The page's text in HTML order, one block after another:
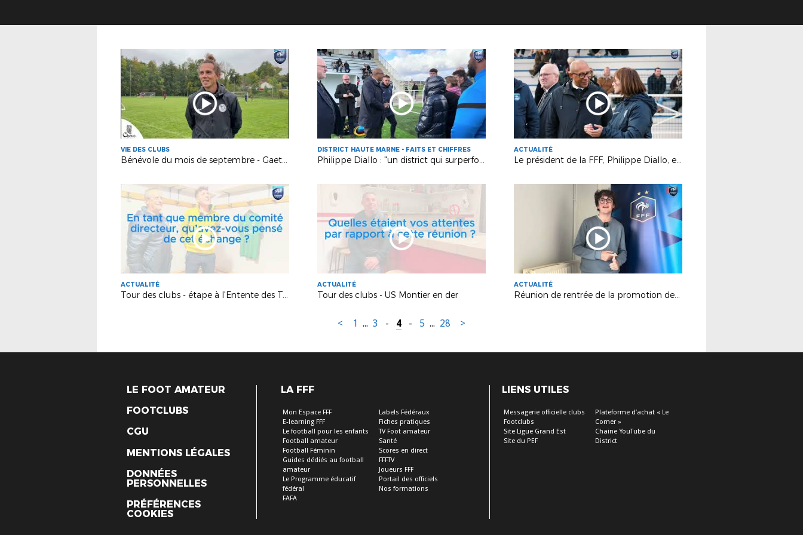
VIE DES CLUBS
Bénévole du mois de septembre - Gaetan Viaud
DISTRICT HAUTE MARNE - FAITS ET CHIFFRES
Philippe Diallo : "un district qui surperforme"
ACTUALITÉ
Le président de la FFF, Philippe Diallo, en visite en Haute-Marne !
ACTUALITÉ
Tour des clubs - étape à l'Entente des Trois Chateaux
ACTUALITÉ
Tour des clubs - US Montier en der
ACTUALITÉ
Réunion de rentrée de la promotion des Services Civiques 2025/2026 !
< 1 ... 3 - 4 - 5 ... 28 >
LE FOOT AMATEUR
FOOTCLUBS
CGU
MENTIONS LÉGALES
DONNÉES
PERSONNELLES
PRÉFÉRENCES
COOKIES
LA FFF
Mon Espace FFF
E-learning FFF
Le football pour les enfants
Football amateur
Football Féminin
Guides dédiés au football
amateur
Le Programme éducatif
fédéral
FAFA
Labels Fédéraux
Fiches pratiques
TV Foot amateur
Santé
Scores en direct
FFFTV
Joueurs FFF
Portail des officiels
Nos formations
LIENS UTILES
Messagerie officielle clubs
Footclubs
Site Ligue Grand Est
Site du PEF
Plateforme d’achat « Le
Corner »
Chaine YouTube du
District